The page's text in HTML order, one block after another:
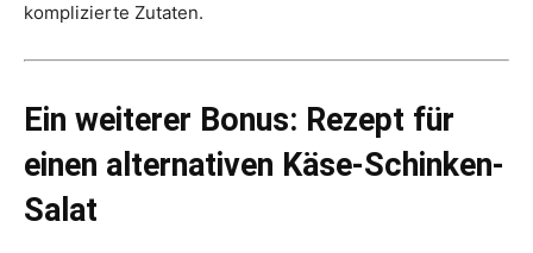
komplizierte Zutaten.
Ein weiterer Bonus: Rezept für
einen alternativen Käse-Schinken-
Salat